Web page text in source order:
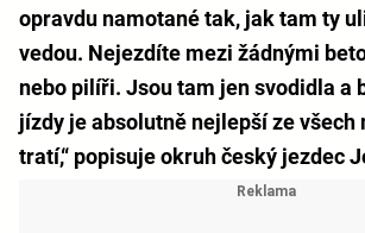
opravdu namotané tak, jak tam ty
vedou. Nejezdíte mezi žádnými
nebo pilíři. Jsou tam jen svodidla a
jízdy je absolutně nejlepší ze všech
tratí,“ popisuje okruh český jezdec